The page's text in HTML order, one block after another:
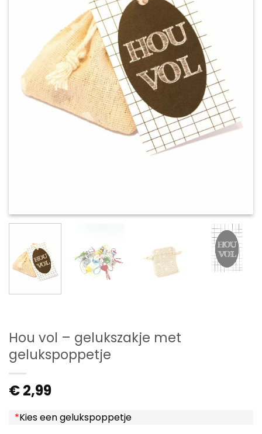
Hou vol – gelukszakje met
gelukspoppetje
€2,99
*Kies een gelukspoppetje